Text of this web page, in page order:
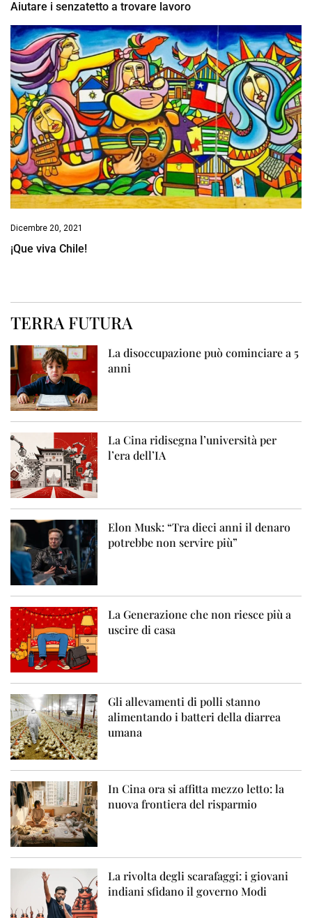
Aiutare i senzatetto a trovare lavoro
Dicembre 20, 2021
¡Que viva Chile!
TERRA FUTURA
La disoccupazione può cominciare a 5
anni
La Cina ridisegna l’università per
l’era dell’IA
Elon Musk: “Tra dieci anni il denaro
potrebbe non servire più”
La Generazione che non riesce più a
uscire di casa
Gli allevamenti di polli stanno
alimentando i batteri della diarrea
umana
In Cina ora si affitta mezzo letto: la
nuova frontiera del risparmio
La rivolta degli scarafaggi: i giovani
indiani sfidano il governo Modi